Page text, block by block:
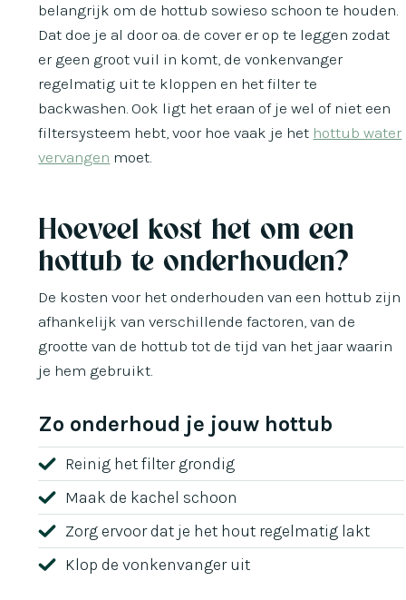
belangrijk om de hottub sowieso schoon te houden.
Dat doe je al door oa. de cover er op te leggen zodat
er geen groot vuil in komt, de vonkenvanger
regelmatig uit te kloppen en het filter te
backwashen. Ook ligt het eraan of je wel of niet een
filtersysteem hebt, voor hoe vaak je het hottub water
vervangen moet.
Hoeveel kost het om een ​​
hottub te onderhouden?
De kosten voor het onderhouden van een hottub zijn
afhankelijk van verschillende factoren, van de
grootte van de hottub tot de tijd van het jaar waarin
je hem gebruikt.
Zo onderhoud je jouw hottub
Reinig het filter grondig
Maak de kachel schoon
Zorg ervoor dat je het hout regelmatig lakt
Klop de vonkenvanger uit